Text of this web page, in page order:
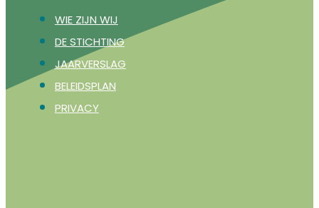
WIE ZIJN WIJ
DE STICHTING
JAARVERSLAG
BELEIDSPLAN
PRIVACY